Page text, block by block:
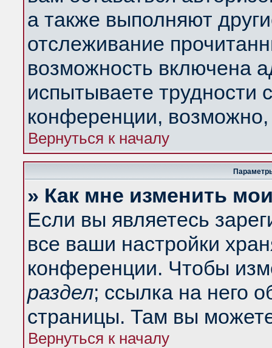
а также выполняют
отслеживание
возможность включена
испытываете трудности
конференции,
Вернуться к началу
» Как мне изменить
Если вы являетесь
все ваши настройки
конференции. Чтобы
раздел; ссылка на него
страницы. Там вы
Вернуться к началу